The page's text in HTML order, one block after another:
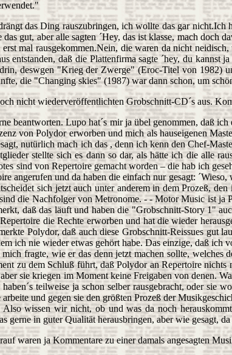
das Ding rauszubringen, ich wollte das gar nicht.Ich
gut, aber alle sagten ´Hey, das ist klasse, mach doch
mal rausgekommen.Nein, die waren da nicht
entstanden, daß die Plattenfirma sagte ´hey, du kannst
deswgen "Krieg der Zwerge" (Eroc-Titel von 1982)
die "Changing skies" (1987) war dann schon, um
nicht wiederveröffentlichten Grobschnitt-CD´s aus.
beantworten. Lupo hat´s mir ja übel genommen, daß
von Polydor erworben und mich als hauseigenen
nutürlich mach ich das , denn ich kenn den Chef-
stellte sich es dann so dar, als hätte ich die alle
sind von Repertoire gemacht worden – die hab ich
angerufen und da haben die einfach nur gesagt:
sich jetzt auch unter anderem in dem Prozeß,
die Nachfolger von Metronome. - - Motor Music ist ja
daß das läuft und haben die "Grobschnitt-Story 1"
die Rechte erworben und hat die wieder
Polydor, daß auch diese Grobschnitt-Reissues gut
ich nie wieder etwas gehört habe. Das einzige, daß ich
fragte, wie er das denn jetzt machen sollte,
zu dem Schluß führt, daß Polydor an Repertoire
sie kriegen im Moment keine Freigaben von denen.
teilweise ja schon selber rausgebracht, oder sie
und gegen sie den größten Prozeß der
wissen wir nicht, ob und was da noch
gerne in guter Qualität herausbringen, aber wie gesagt,
waren ja Kommentare zu einer damals angesagten